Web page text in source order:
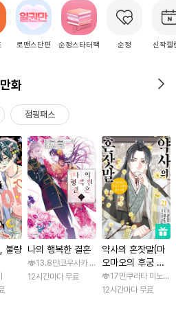
로맨스단편 순정스타터팩 순정 신작캘
화
점핑패스
불량 나의 행복한 결혼
13.8만코우사카 리토 / 아기토기 아쿠미
12시간마다 무료
약사의 혼잣말(마
오마오의 후궁 수
수께끼 풀이수첩)
17만쿠라타 미노지
12시간마다 무료